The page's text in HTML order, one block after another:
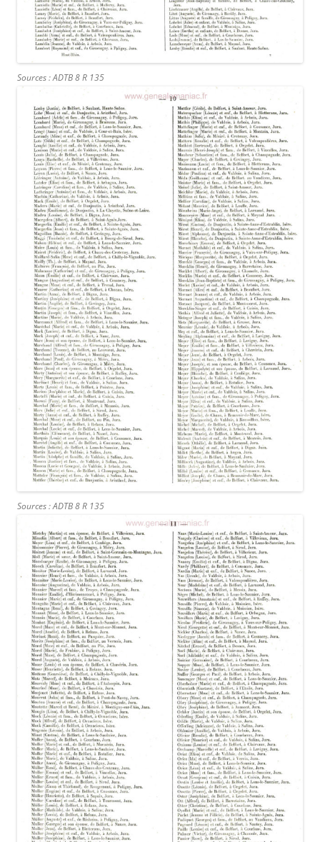
Sources : ADTB 8 R 135
Sources : ADTB 8 R 135